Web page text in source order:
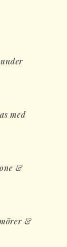
med
&
&